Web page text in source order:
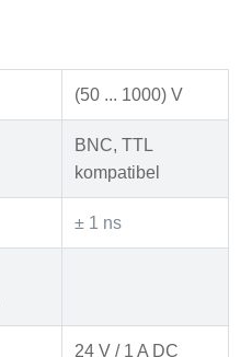
(50 ... 1000) V
BNC, TTL
kompatibel
± 1 ns
24 V / 1 A DC